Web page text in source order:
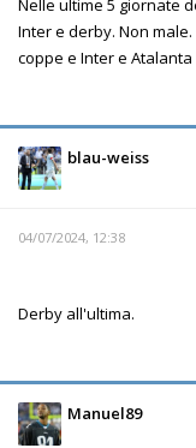
Inter e derby. Non
coppe e Inter e
blau-weiss
04/07/2024, 12:38
Derby all'ultima.
Manuel89